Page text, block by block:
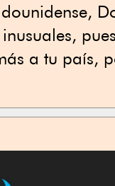
a tu país,